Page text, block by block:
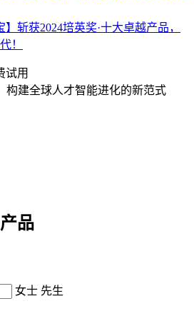
斩获2024培英奖·十大卓越产品，
！
试用
构建全球人才智能进化的新范式
品
女士 先生